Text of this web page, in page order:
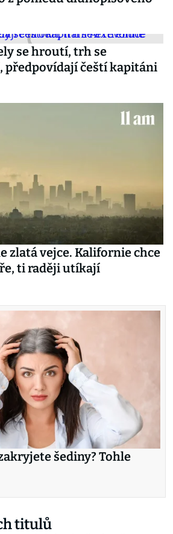
se hroutí, trh se
předpovídají čeští kapitáni
zlatá vejce. Kalifornie chce
ti raději utíkají
šediny? Tohle
titulů